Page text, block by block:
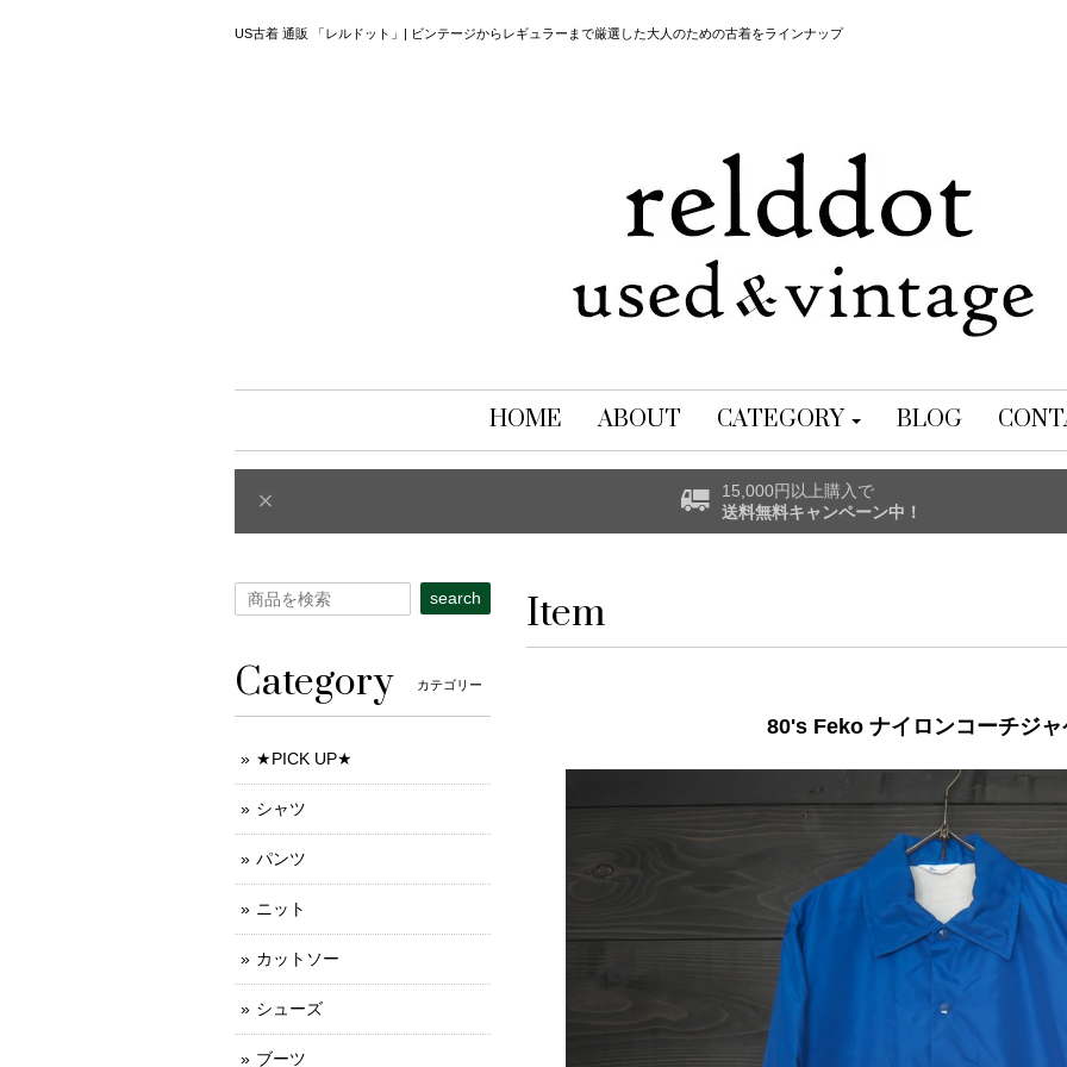
US古着 通販 「レルドット」| ビンテージからレギュラーまで厳選した大人のための古着をラインナップ
HOME ABOUT CATEGORY BLOG
15,000円以上購入で
送料無料キャンペーン中！
Item
80's Feko ナイロンコーチジャ
search
Category カテゴリー
★PICK UP★
シャツ
パンツ
ニット
カットソー
シューズ
ブーツ